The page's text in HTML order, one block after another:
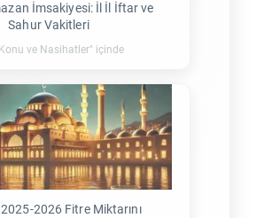
İmsakiyesi: İl İl İftar ve
Sahur Vakitleri
ve Nasihatler" içinde
2026 Fitre Miktarını